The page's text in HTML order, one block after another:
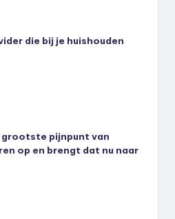
die bij je huishouden
pijnpunt van
op en brengt dat nu naar